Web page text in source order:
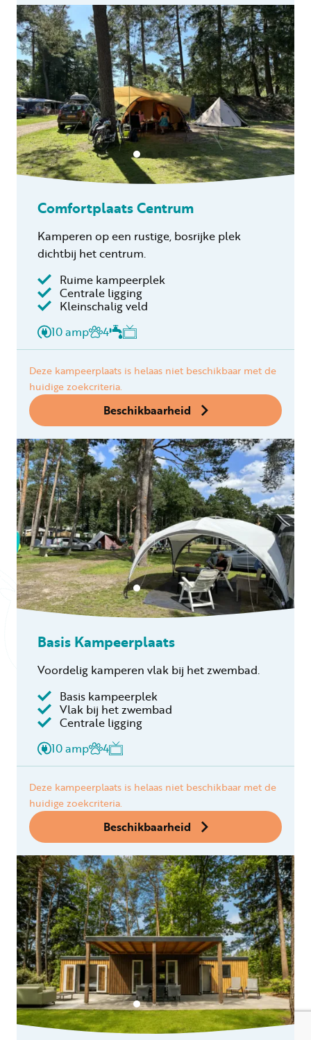
Comfortplaats Centrum
Kamperen op een rustige, bosrijke plek
dichtbij het centrum.
Ruime kampeerplek
Centrale ligging
Kleinschalig veld
10 amp
4
Deze kampeerplaats is helaas niet beschikbaar met de
huidige zoekcriteria.
Beschikbaarheid
Basis Kampeerplaats
Voordelig kamperen vlak bij het zwembad.
Basis kampeerplek
Vlak bij het zwembad
Centrale ligging
10 amp
4
Deze kampeerplaats is helaas niet beschikbaar met de
huidige zoekcriteria.
Beschikbaarheid